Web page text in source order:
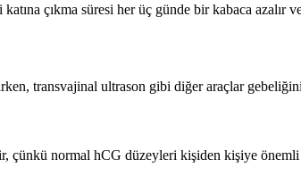
çıkma süresi her üç günde bir kabaca azalır
transvajinal ultrason gibi diğer araçlar
normal hCG düzeyleri kişiden kişiye